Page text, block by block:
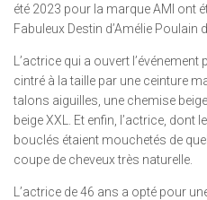
été 2023 pour la marque AMI ont
Fabuleux Destin d’Amélie Poulain
L’actrice qui a ouvert
cintré à la taille par une ceinture
talons aiguilles, une chemise
beige XXL. Et enfin, l’actrice, dont
bouclés étaient mouchetés de
coupe de cheveux très naturelle.
L’actrice de 46 ans a opté pour